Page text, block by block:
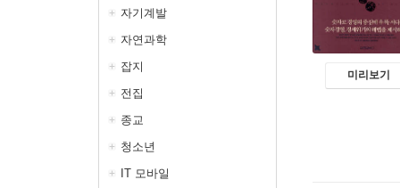
자기계발
자연과학
잡지
전집
종교
청소년
IT 모바일
미리보기